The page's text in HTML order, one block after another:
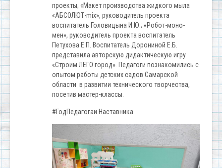
проекты; «Макет производства жидкого мыла
«АБСОЛЮТ-mix», руководитель проекта
воспитатель Головицына И.Ю.; «Робот-моно-
мен», руководитель проекта воспитатель
Петухова Е.П. Воспитатель Дорониной Е.Б.
представила авторскую дидактическую игру
«Строим ЛЕГО город». Педагоги познакомились с
опытом работы детских садов Самарской
области в развитии технического творчества,
посетив мастер-классы.
#ГодПедагогаи Наставника